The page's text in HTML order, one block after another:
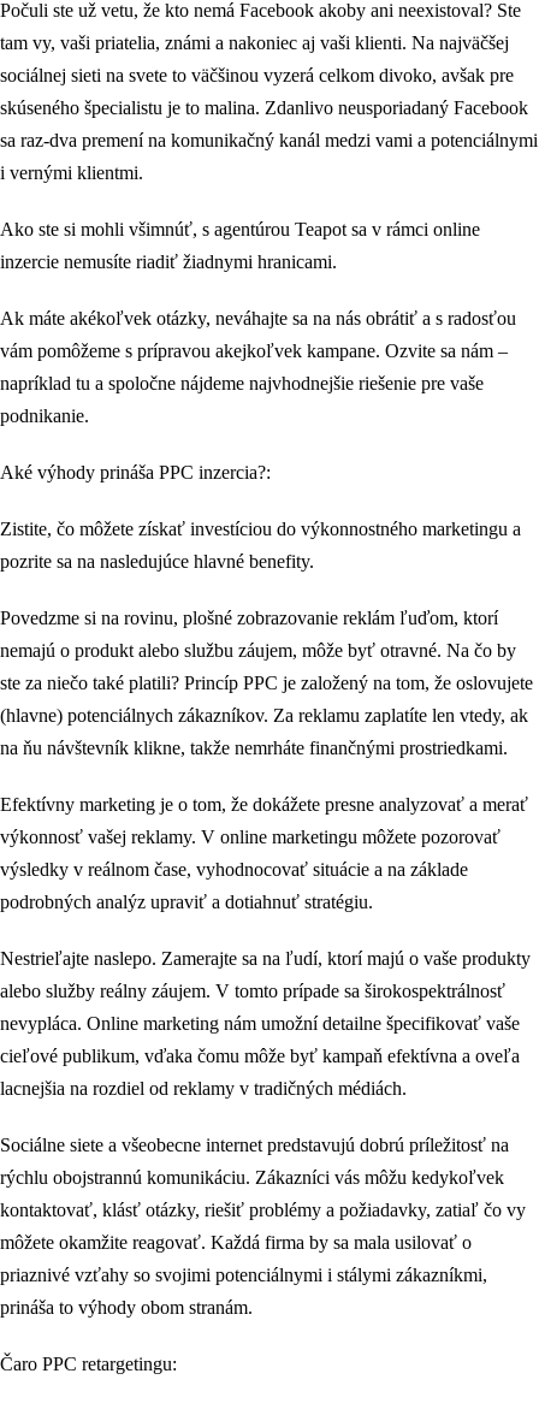
Počuli ste už vetu, že kto nemá Facebook akoby ani neexistoval? Ste
tam vy, vaši priatelia, známi a nakoniec aj vaši klienti. Na najväčšej
sociálnej sieti na svete to väčšinou vyzerá celkom divoko, avšak pre
skúseného špecialistu je to malina. Zdanlivo neusporiadaný Facebook
sa raz-dva premení na komunikačný kanál medzi vami a potenciálnymi
i vernými klientmi.
Ako ste si mohli všimnúť, s agentúrou Teapot sa v rámci online
inzercie nemusíte riadiť žiadnymi hranicami.
Ak máte akékoľvek otázky, neváhajte sa na nás obrátiť a s radosťou
vám pomôžeme s prípravou akejkoľvek kampane. Ozvite sa nám –
napríklad tu a spoločne nájdeme najvhodnejšie riešenie pre vaše
podnikanie.
Aké výhody prináša PPC inzercia?:
Zistite, čo môžete získať investíciou do výkonnostného marketingu a
pozrite sa na nasledujúce hlavné benefity.
Povedzme si na rovinu, plošné zobrazovanie reklám ľuďom, ktorí
nemajú o produkt alebo službu záujem, môže byť otravné. Na čo by
ste za niečo také platili? Princíp PPC je založený na tom, že oslovujete
(hlavne) potenciálnych zákazníkov. Za reklamu zaplatíte len vtedy, ak
na ňu návštevník klikne, takže nemrháte finančnými prostriedkami.
Efektívny marketing je o tom, že dokážete presne analyzovať a merať
výkonnosť vašej reklamy. V online marketingu môžete pozorovať
výsledky v reálnom čase, vyhodnocovať situácie a na základe
podrobných analýz upraviť a dotiahnuť stratégiu.
Nestrieľajte naslepo. Zamerajte sa na ľudí, ktorí majú o vaše produkty
alebo služby reálny záujem. V tomto prípade sa širokospektrálnosť
nevypláca. Online marketing nám umožní detailne špecifikovať vaše
cieľové publikum, vďaka čomu môže byť kampaň efektívna a oveľa
lacnejšia na rozdiel od reklamy v tradičných médiách.
Sociálne siete a všeobecne internet predstavujú dobrú príležitosť na
rýchlu obojstrannú komunikáciu. Zákazníci vás môžu kedykoľvek
kontaktovať, klásť otázky, riešiť problémy a požiadavky, zatiaľ čo vy
môžete okamžite reagovať. Každá firma by sa mala usilovať o
priaznivé vzťahy so svojimi potenciálnymi i stálymi zákazníkmi,
prináša to výhody obom stranám.
Čaro PPC retargetingu: